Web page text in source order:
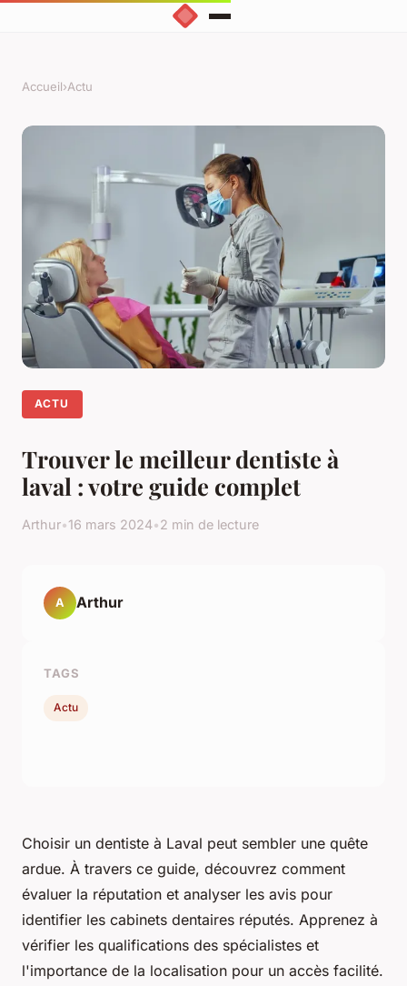
Accueil›Actu
ACTU
Trouver le meilleur dentiste à
laval : votre guide complet
Arthur•16 mars 2024•2 min de lecture
Choisir un dentiste à Laval peut sembler une quête
ardue. À travers ce guide, découvrez comment
évaluer la réputation et analyser les avis pour
identifier les cabinets dentaires réputés. Apprenez à
vérifier les qualifications des spécialistes et
l'importance de la localisation pour un accès facilité.
A Arthur
TAGS
Actu